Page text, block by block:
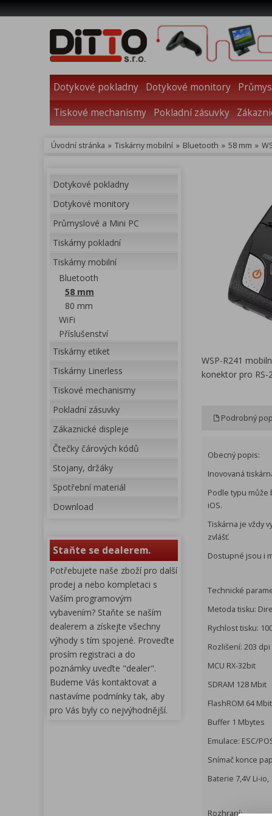
Dotykové pokladny Dotykové monitory
Tiskové mechanismy
Pokladní zásuvky
Úvodní stránka » Tiskárny mobilní » Bluetooth » 58 mm »
Dotykové pokladny
Dotykové monitory
Průmyslové a Mini PC
Tiskárny pokladní
Tiskárny mobilní
Bluetooth
58 mm
80 mm
WiFi
Příslušenství
Tiskárny etiket
Tiskárny Linerless
Tiskové mechanismy
Pokladní zásuvky
Zákaznické displeje
Čtečky čárových kódů
Stojany, držáky
Spotřební materiál
Download
Staňte se dealerem.
Potřebujete naše zboží pro další
prodej a nebo kompletaci s
Vaším programovým
vybavením? Staňte se naším
dealerem a získejte všechny
výhody s tím spojené. Proveďte
prosím registraci a do
poznámky uveďte "dealer".
Budeme Vás kontaktovat a
nastavíme podmínky tak, aby
pro Vás byly co nejvýhodnější.
WSP-R241
konektor pro RS-
Podrobný
Obecný popis:
Inovovaná
Podle typu může
iOS.
Tiskárna je vždy
zvlášť.
Dostupné jsou i
Technické
Metoda tisku:
Rychlost tisku:
Rozlišení: 203 dpi
MCU RX-32bit
SDRAM 128 Mbit
FlashROM 64 Mbit
Buffer 1 Mbytes
Emulace: ESC/
Snímač konce
Baterie 7,4V Li-
Rozhraní: